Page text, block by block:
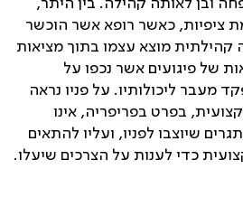
ובן לאותה קהילה. בין היתר,
ציפיות, כאשר רופא אשר הוכשר
מוצא עצמו בתוך מציאות
של פיגועים אשר נכפו על
מעבר ליכולותיו. על פניו נראה
בפרט בפריפריה, אינו
שיוצבו לפניו, ועליו להתאים
כדי לענות על הצרכים שיעלו.